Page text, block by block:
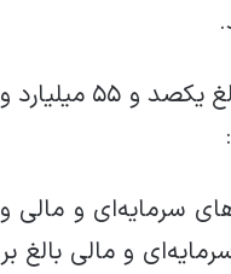
ماده واحده- بودجه سال ۱۴۰۵ کل کشور از حیث منابع و مصارف بالغ یکصد و ۵۵ میلیارد و
سرمایه‌ای و مالی و
و مالی بالغ بر